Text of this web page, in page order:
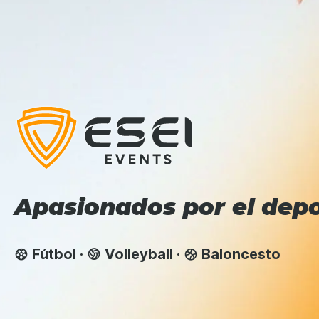
Apasionados por el
Fútbol · Volleyball · Baloncesto